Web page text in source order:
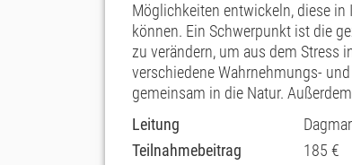
Möglichkeiten entwickeln, diese in
können. Ein Schwerpunkt ist die
zu verändern, um aus dem Stress
verschiedene Wahrnehmungs-
gemeinsam in die Natur.
Leitung
Teilnahmebeitrag
185 €